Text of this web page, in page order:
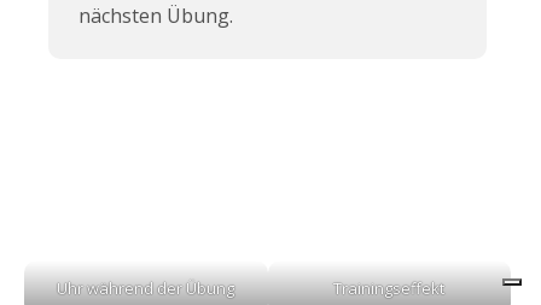
nächsten Übung.
Uhr während der Übung Trainingseffekt
Bewertung:3.9/5